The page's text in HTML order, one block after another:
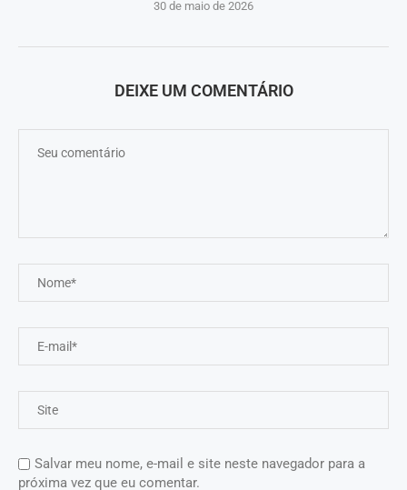
30 de maio de 2026
DEIXE UM COMENTÁRIO
Salvar meu nome, e-mail e site neste navegador para a
próxima vez que eu comentar.